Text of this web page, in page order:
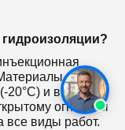
20°C) и высоких
огню. Мы
все виды работ.